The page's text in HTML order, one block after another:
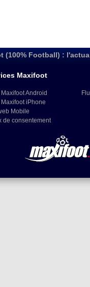
(100% Football) :
Maxifoot
Android
iPhone
Mobile
de consentement